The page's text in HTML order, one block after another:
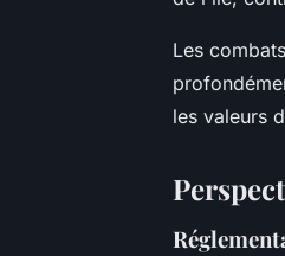
Les
les valeurs